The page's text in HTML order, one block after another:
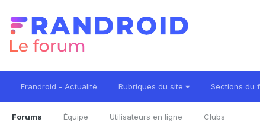
Frandroid - Actualité Rubriques du site Sections du
Forums Équipe Utilisateurs en ligne Clubs